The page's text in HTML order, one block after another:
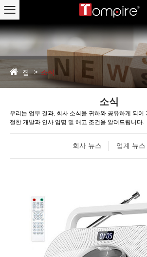
집 소식
소식
우리는 업무 결과, 회사 소식을 귀하와 공유하게 되어
절한 개발과 인사 임명 및 해고 조건을 알려드립니다.
회사 뉴스 업계 뉴스